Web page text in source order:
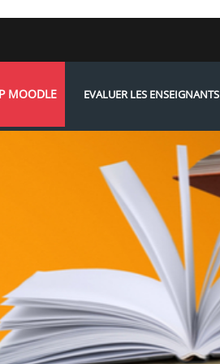
MOODLE EVALUER LES ENSEIGNANTS